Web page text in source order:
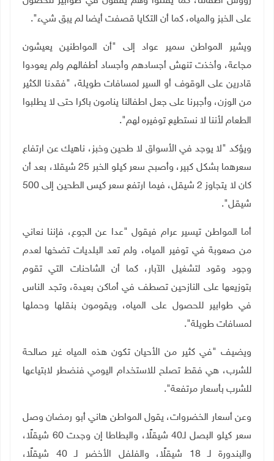
على الخبز والمياه، كما أن التكايا قصفت أيضا لم يبق شيء".
ويشير المواطن سمير عواد إلى "أن المواطنين يعيشون
مجاعة، وأخذت تنهش أجسادهم وأجساد أطفالهم ولم يعودوا
قادرين على الوقوف أو السير لمسافات طويلة، "فقدنا الكثير
من الوزن، وأجبرنا على جعل اطفالنا ينامون باكرا حتى لا يطلبوا
الطعام لأننا لا نستطيع توفيره لهم".
ويؤكد "لا يوجد في الأسواق لا طحين وخبز، ناهيك عن ارتفاع
سعرهما بشكل كبير، وأصبح سعر كيلو الخبر 25 شيقلا، بعد أن
كان لا يتجاوز 2 شيقل، فيما ارتفع سعر كيس الطحين إلى 500
شيقل".
أما المواطن تيسير عرام فيقول "عدا عن الجوع، فإننا نعاني
من صعوبة في توفير المياه، ولم تعد البلديات تضخها لعدم
وجود وقود لتشغيل الآبار، كما أن الشاحنات التي تقوم
بتوزيعها على النازحين تصطف في أماكن بعيدة، وتجد الناس
في طوابير للحصول على المياه، ويقومون بنقلها وحملها
لمسافات طويلة".
ويضيف "في كثير من الأحيان تكون هذه المياه غير صالحة
للشرب، هي فقط تصلح للاستخدام اليومي فنضطر لابتياعها
للشرب بأسعار مرتفعة".
وعن أسعار الخضروات، يقول المواطن هاني أبو رمضان وصل
سعر كيلو البصل لـ40 شيقلًا، والبطاطا إن وجدت 60 شيقلًا،
والبندورة لـ 18 شيقلًا، والفلفل الأخضر لـ 40 شيقلًا،